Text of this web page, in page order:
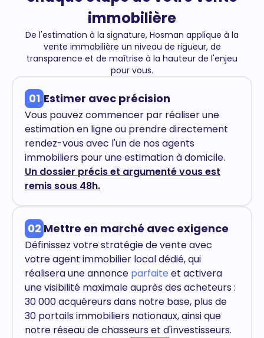
immobilière
De l'estimation à la signature, Hosman applique à la
vente immobilière un niveau de rigueur, de
transparence et de maîtrise à la hauteur de l'enjeu
pour vous.
01 Estimer avec précision
Vous pouvez commencer par réaliser une
estimation en ligne ou prendre directement
rendez-vous avec l'un de nos agents
immobiliers pour une estimation à domicile.
Un dossier précis et argumenté vous est
remis sous 48h.
02 Mettre en marché avec exigence
Définissez votre stratégie de vente avec
votre agent immobilier local dédié, qui
réalisera une annonce parfaite et activera
une visibilité maximale auprès des acheteurs :
30 000 acquéreurs dans notre base, plus de
30 portails immobiliers nationaux, ainsi que
notre réseau de chasseurs et d'investisseurs.